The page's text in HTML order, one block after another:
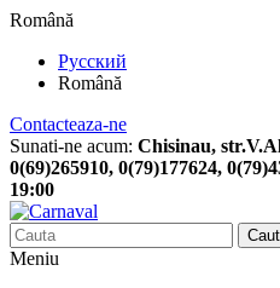
Română
Русский
Română
Contacteaza-ne
Sunati-ne acum: Chisinau,
0(69)265910, 0(79)177624,
19:00
Meniu